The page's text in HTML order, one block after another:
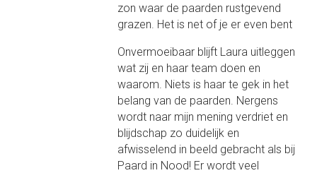
zon waar de paarden rustgevend
grazen. Het is net of je er even bent
Onvermoeibaar blijft Laura uitleggen
wat zij en haar team doen en
waarom. Niets is haar te gek in het
belang van de paarden. Nergens
wordt naar mijn mening verdriet en
blijdschap zo duidelijk en
afwisselend in beeld gebracht als bij
Paard in Nood! Er wordt veel